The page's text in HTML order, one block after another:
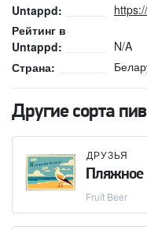
Untappd:
Рейтинг в
Untappd:
N/A
Страна:
Другие сорта
ДРУЗЬЯ
Пляжное
Fruit Beer